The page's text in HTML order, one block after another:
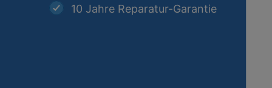
10 Jahre Reparatur-Garantie